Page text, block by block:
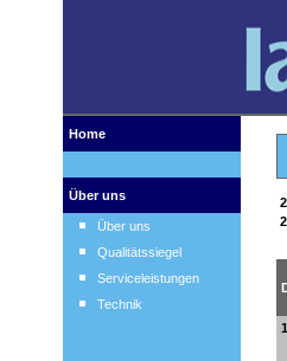
Home
Über uns
Über uns
Qualitätssiegel
Serviceleistungen
Technik